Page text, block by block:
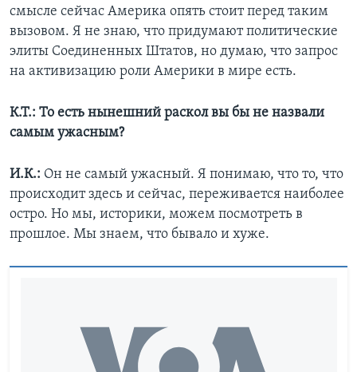
смысле сейчас Америка опять стоит перед таким
вызовом. Я не знаю, что придумают политические
элиты Соединенных Штатов, но думаю, что запрос
на активизацию роли Америки в мире есть.
К.Т.: То есть нынешний раскол вы бы не назвали
самым ужасным?
И.К.: Он не самый ужасный. Я понимаю, что то, что
происходит здесь и сейчас, переживается наиболее
остро. Но мы, историки, можем посмотреть в
прошлое. Мы знаем, что бывало и хуже.